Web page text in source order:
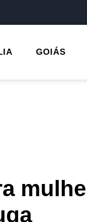
GOIÁS